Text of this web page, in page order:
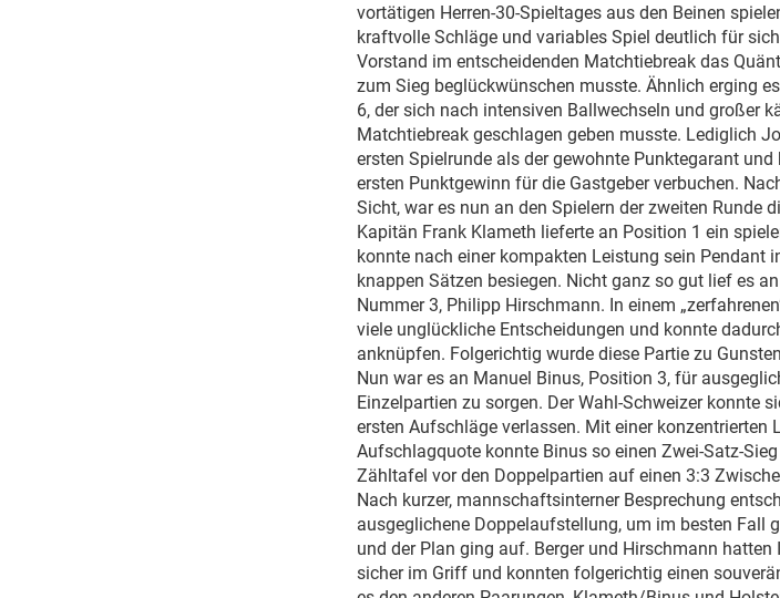
vortätigen Herren-30-Spieltages aus den Beinen
kraftvolle Schläge und variables Spiel deutlich für
Vorstand im entscheidenden Matchtiebreak das
zum Sieg beglückwünschen musste. Ähnlich erging
6, der sich nach intensiven Ballwechseln und großer
Matchtiebreak geschlagen geben musste. Lediglich
ersten Spielrunde als der gewohnte Punktegarant
ersten Punktgewinn für die Gastgeber verbuchen.
Sicht, war es nun an den Spielern der zweiten Runde
Kapitän Frank Klameth lieferte an Position 1 ein
konnte nach einer kompakten Leistung sein Pendant
knappen Sätzen besiegen. Nicht ganz so gut lief es
Nummer 3, Philipp Hirschmann. In einem
viele unglückliche Entscheidungen und konnte
anknüpfen. Folgerichtig wurde diese Partie zu
Nun war es an Manuel Binus, Position 3, für
Einzelpartien zu sorgen. Der Wahl-Schweizer konnte
ersten Aufschläge verlassen. Mit einer konzentrierten
Aufschlagquote konnte Binus so einen Zwei-Satz-
Zähltafel vor den Doppelpartien auf einen 3:3
Nach kurzer, mannschaftsinterner Besprechung
ausgeglichene Doppelaufstellung, um im besten Fall
und der Plan ging auf. Berger und Hirschmann
sicher im Griff und konnten folgerichtig einen